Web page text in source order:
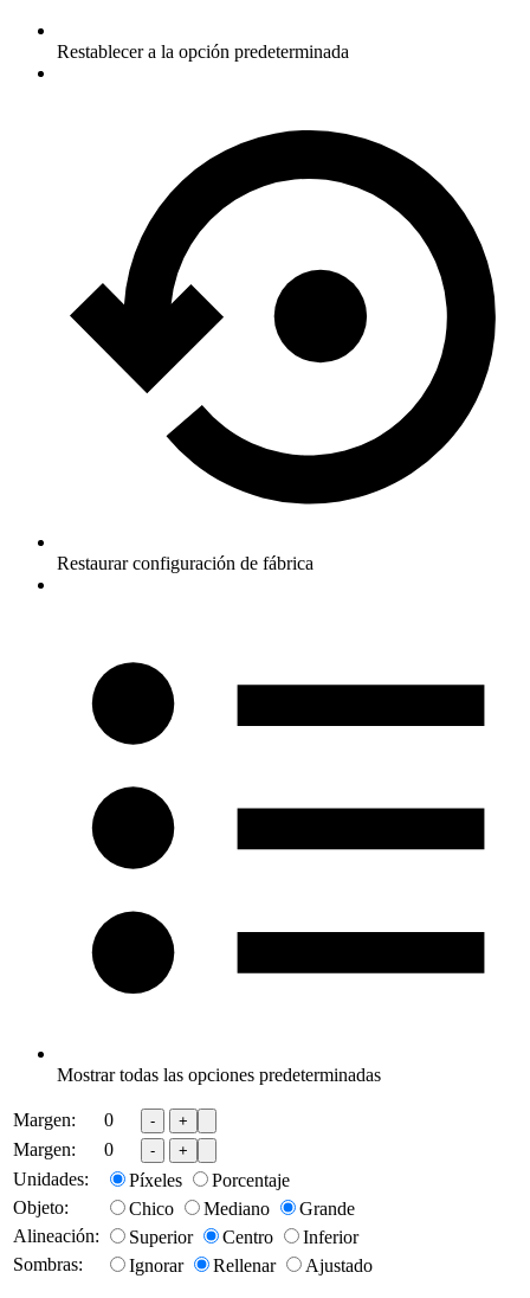
Restablecer a la opción predeterminada
Restaurar configuración de fábrica
Mostrar todas las opciones predeterminadas
Margen: 0 - +
Margen: 0 - +
Unidades: Píxeles
Porcentaje
Objeto:
Chico Mediano
Grande
Alineación:
Superior Centro
Inferior
Sombras:
Ignorar Rellenar Ajustado